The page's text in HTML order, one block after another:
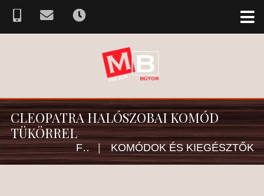
CLEOPATRA HALÓSZOBAI KOMÓD
TÜKÖRREL
FŐOLDAL | KOMÓDOK ÉS KIEGÉSZTŐK